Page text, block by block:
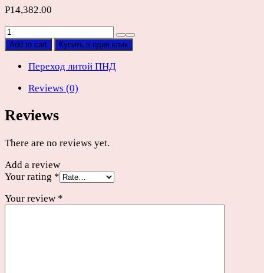
Р14,382.00
Переход
литой
SDR11
quantity
Add to cart Купить в один клик
Переход литой ПНД
Reviews (0)
Reviews
There are no reviews yet.
Add a review
Your rating *
Your review *